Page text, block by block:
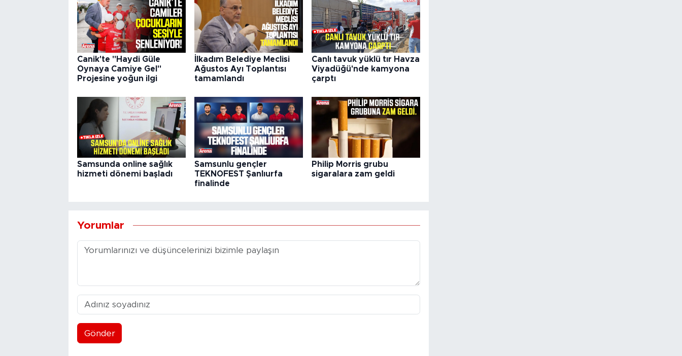
Canik'te "Haydi Güle
Oynaya Camiye Gel"
Projesine yoğun ilgi
İlkadım Belediye Meclisi
Ağustos Ayı Toplantısı
tamamlandı
Canlı tavuk yüklü tır Havza
Viyadüğü'nde kamyona
çarptı
Samsunda online sağlık
hizmeti dönemi başladı
Samsunlu gençler
TEKNOFEST Şanlıurfa
finalinde
Philip Morris grubu
sigaralara zam geldi
Yorumlar
Gönder